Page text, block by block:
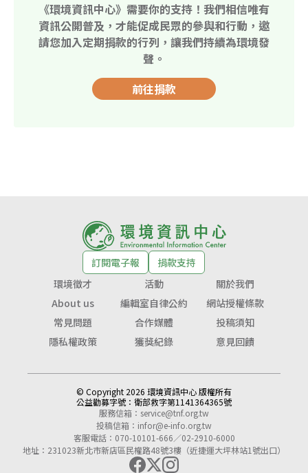
《環境資訊中心》需要你的支持！我們相信唯有
資訊公開普及，才能促成民眾的參與和行動，邀
請您加入定期捐款的行列，讓我們持續為環境發
聲。
前往捐款
訂閱電子報
捐款支持
環境徵才
活動
關於我們
About us
編輯室自律公約
網站授權條款
常見問題
合作媒體
投稿須知
隱私權政策
獲獎紀錄 意見回饋
© Copyright 2026 環境資訊中心 版權所有
公益勸募字號： 衛部救字第1141364365號
服務信箱： service@tnf.org.tw
投稿信箱： infor@e-info.org.tw
客服電話：070-10101-666／02-2910-6000
地址：231023新北市新店區民權路48號3樓（近捷運大坪林站1號出口）